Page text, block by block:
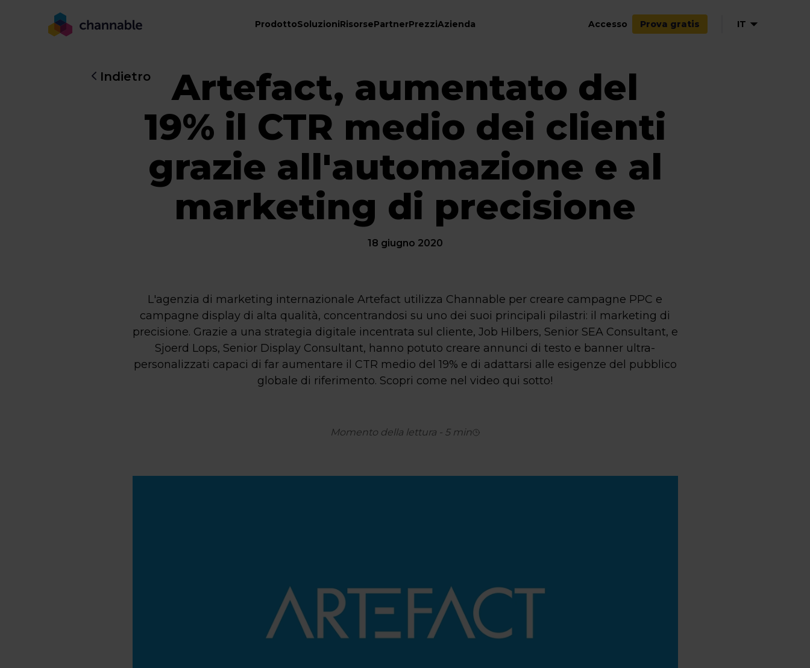
ProdottoSoluzioniRisorsePartnerPrezziAzienda Accesso Prova gratis IT
Indietro
Artefact, aumentato del
19% il CTR medio dei clienti
grazie all'automazione e al
marketing di precisione
18 giugno 2020
L'agenzia di marketing internazionale Artefact utilizza Channable per creare campagne PPC e
campagne display di alta qualità, concentrandosi su uno dei suoi principali pilastri: il marketing di
precisione. Grazie a una strategia digitale incentrata sul cliente, Job Hilbers, Senior SEA Consultant, e
Sjoerd Lops, Senior Display Consultant, hanno potuto creare annunci di testo e banner ultra-
personalizzati capaci di far aumentare il CTR medio del 19% e di adattarsi alle esigenze del pubblico
globale di riferimento. Scopri come nel video qui sotto!
Momento della lettura- 5min